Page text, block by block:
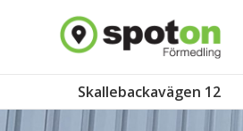
Skallebackavägen 12